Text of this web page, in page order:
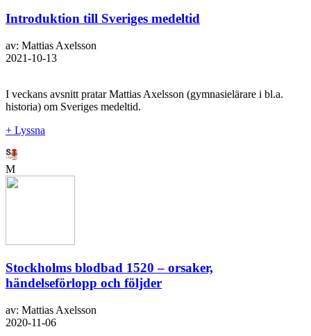
Introduktion till Sveriges medeltid
av: Mattias Axelsson
2021-10-13
I veckans avsnitt pratar Mattias Axelsson (gymnasielärare i bl.a.
historia) om Sveriges medeltid.
+ Lyssna
M
Stockholms blodbad 1520 – orsaker,
händelseförlopp och följder
av: Mattias Axelsson
2020-11-06